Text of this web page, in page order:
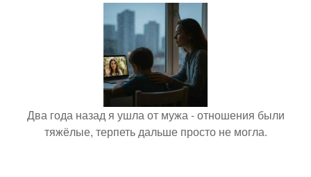
Два года назад я ушла от мужа - отношения были
тяжёлые, терпеть дальше просто не могла.